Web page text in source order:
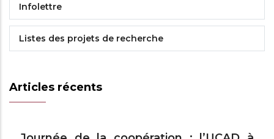
Infolettre
Listes des projets de recherche
Articles récents